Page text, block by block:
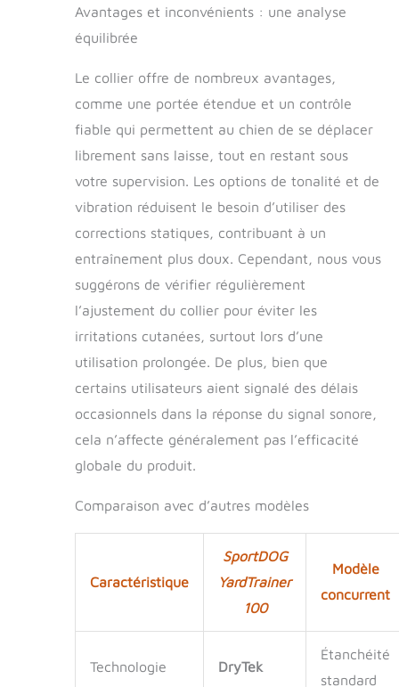
peuvent résister
le collier continue de
fonctionner
efficacement, que
votre chien
éclabousse dans le
pluie. Batterie
rechargeable : la
marque SportDOG
YardTrainer 100,
vous n'aurez jamais
à vous soucier de
à un moment crucial
grâce à ses
batteries lithium-
ion, rechargeables.
Ce collier électrique
dispose d'une
charge rapide de 2
heures, assurant
lorsque vous en
batterie faible pour
vous informer quand
il est temps de
charger. Ajustement
polyvalent : le
d'entraînement
Avantages et inconvénients : une analyse
équilibrée
Le collier offre de nombreux avantages,
comme une portée étendue et un contrôle
fiable qui permettent au chien de se déplacer
librement sans laisse, tout en restant sous
votre supervision. Les options de tonalité et de
vibration réduisent le besoin d’utiliser des
corrections statiques, contribuant à un
entraînement plus doux. Cependant, nous vous
suggérons de vérifier régulièrement
l’ajustement du collier pour éviter les
irritations cutanées, surtout lors d’une
utilisation prolongée. De plus, bien que
certains utilisateurs aient signalé des délais
occasionnels dans la réponse du signal sonore,
cela n’affecte généralement pas l’efficacité
globale du produit.
Comparaison avec d’autres modèles
Caractéristique
SportDOG
YardTrainer
100
Modèle
concurrent
Technologie DryTek
Étanchéité
standard